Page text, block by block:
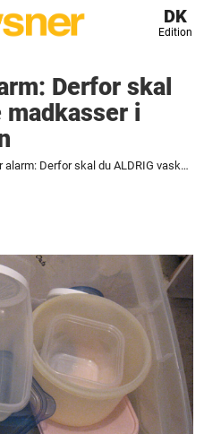
DK
Edition
Derfor skal
madkasser i
Forskerne slår alarm: Derfor skal du ALDRIG vaske madkasser i opvaskemaskinen